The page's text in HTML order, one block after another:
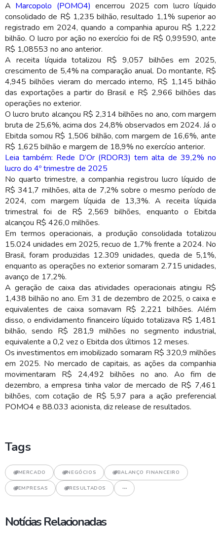
A Marcopolo (POMO4) encerrou 2025 com lucro líquido
consolidado de R$ 1,235 bilhão, resultado 1,1% superior ao
registrado em 2024, quando a companhia apurou R$ 1,222
bilhão. O lucro por ação no exercício foi de R$ 0,99590, ante
R$ 1,08553 no ano anterior.
A receita líquida totalizou R$ 9,057 bilhões em 2025,
crescimento de 5,4% na comparação anual. Do montante, R$
4,945 bilhões vieram do mercado interno, R$ 1,145 bilhão
das exportações a partir do Brasil e R$ 2,966 bilhões das
operações no exterior.
O lucro bruto alcançou R$ 2,314 bilhões no ano, com margem
bruta de 25,6%, acima dos 24,8% observados em 2024. Já o
Ebitda somou R$ 1,506 bilhão, com margem de 16,6%, ante
R$ 1,625 bilhão e margem de 18,9% no exercício anterior.
Leia também: Rede D’Or (RDOR3) tem alta de 39,2% no
lucro do 4º trimestre de 2025
No quarto trimestre, a companhia registrou lucro líquido de
R$ 341,7 milhões, alta de 7,2% sobre o mesmo período de
2024, com margem líquida de 13,3%. A receita líquida
trimestral foi de R$ 2,569 bilhões, enquanto o Ebitda
alcançou R$ 426,0 milhões.
Em termos operacionais, a produção consolidada totalizou
15.024 unidades em 2025, recuo de 1,7% frente a 2024. No
Brasil, foram produzidas 12.309 unidades, queda de 5,1%,
enquanto as operações no exterior somaram 2.715 unidades,
avanço de 17,2%.
A geração de caixa das atividades operacionais atingiu R$
1,438 bilhão no ano. Em 31 de dezembro de 2025, o caixa e
equivalentes de caixa somavam R$ 2,221 bilhões. Além
disso, o endividamento financeiro líquido totalizava R$ 1,481
bilhão, sendo R$ 281,9 milhões no segmento industrial,
equivalente a 0,2 vez o Ebitda dos últimos 12 meses.
Os investimentos em imobilizado somaram R$ 320,9 milhões
em 2025. No mercado de capitais, as ações da companhia
movimentaram R$ 24,492 bilhões no ano. Ao fim de
dezembro, a empresa tinha valor de mercado de R$ 7,461
bilhões, com cotação de R$ 5,97 para a ação preferencial
POMO4 e 88.033 acionista, diz release de resultados.
Tags
MERCADO NEGÓCIOS BALANÇO FINANCEIRO
EMPRESAS RESULTADOS
Notícias Relacionadas